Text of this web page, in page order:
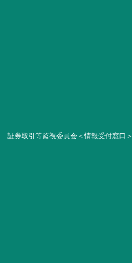
証券取引等監視委員会＜情報受付窓口＞